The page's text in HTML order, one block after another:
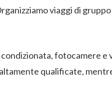
viaggi di
fotocamere
qualificate,